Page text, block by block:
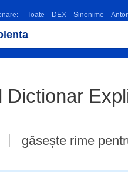
Toate DEX Sinonime
Dictionar
găsește rime